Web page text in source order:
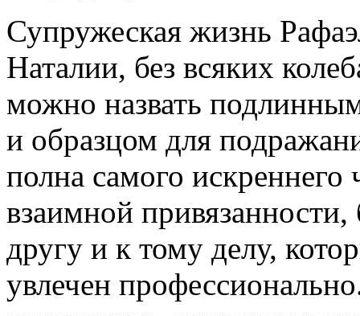
Супружеская жизнь
Наталии, без всяких
можно назвать
и образцом для
полна самого искреннего
взаимной
другу и к тому делу,
увлечен